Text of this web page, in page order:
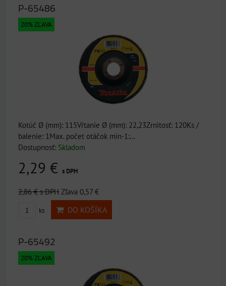
P-65486
20% ZĽAVA
Kotúč Ø (mm): 115Vŕtanie Ø (mm): 22,23Zrnitosť: 120Ks /
balenie: 1Max. počet otáčok min-1:...
Dostupnosť: Skladom
2,29 € s DPH
2,86 €s DPH Zľava 0,57 €
ks DO KOŠÍKA
P-65492
20% ZĽAVA